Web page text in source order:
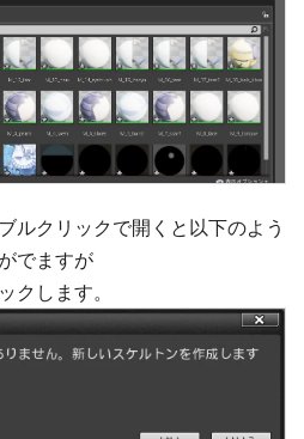
ルクリックで開くと以下のよう
でますが
クします。